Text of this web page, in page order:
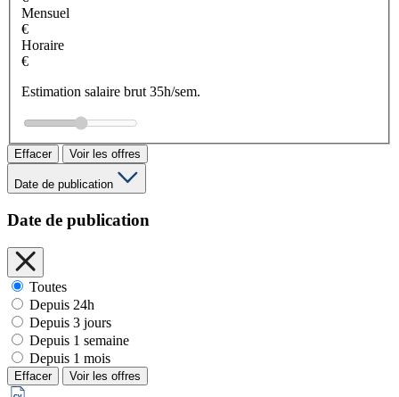
Mensuel
€
Horaire
€
Estimation salaire brut 35h/sem.
Effacer Voir les offres
Date de publication
Date de publication
Toutes
Depuis 24h
Depuis 3 jours
Depuis 1 semaine
Depuis 1 mois
Effacer Voir les offres